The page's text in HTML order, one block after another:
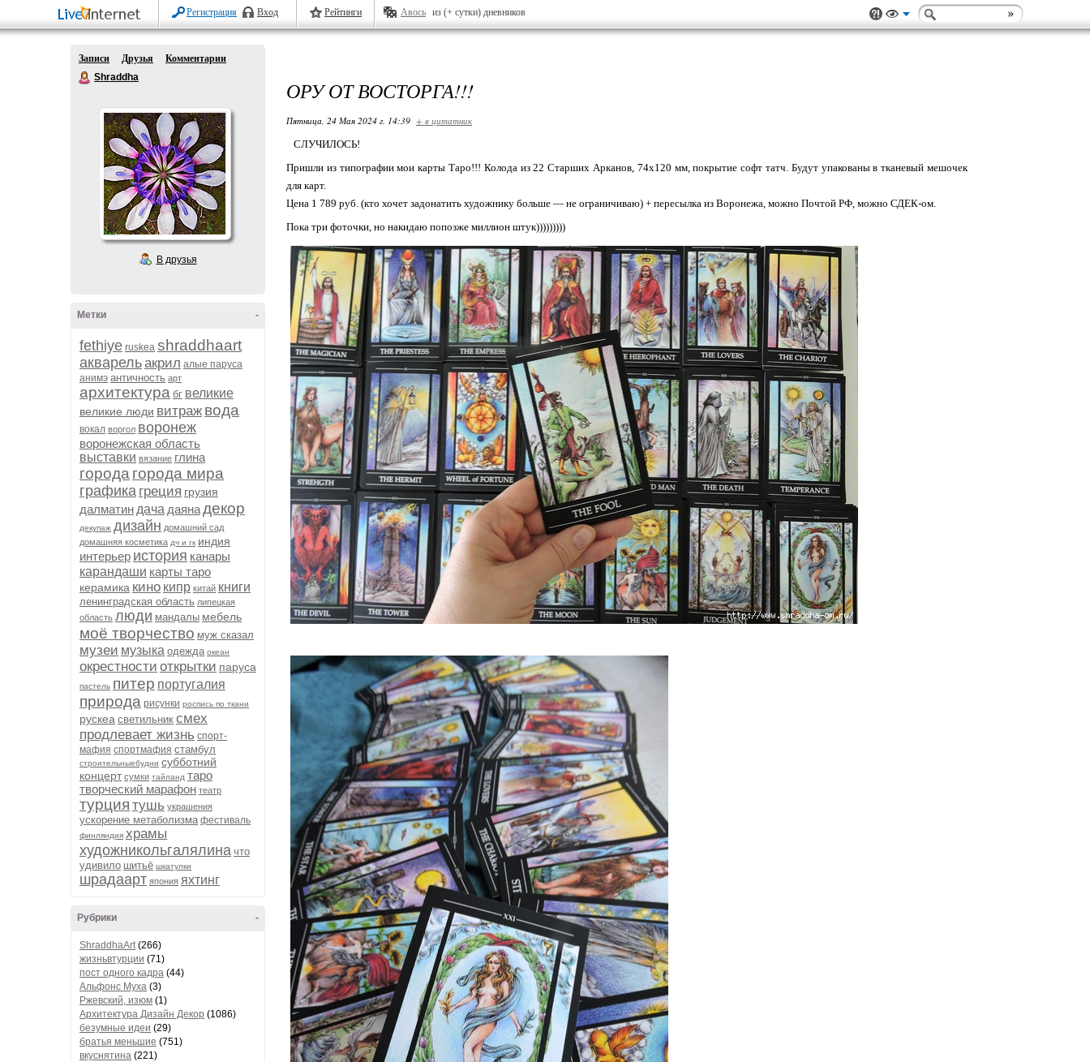
Регистрация Вход Рейтинги Авось из (+ сутки) дневников
Записи Друзья
Комментарии
Shraddha
В друзья
-
Метки
fethiye ruskea shraddhaart
акварельакрил алые паруса
анимэ античность арт
архитектура бг великие
великие люди витраж вода
вокал воргол воронеж
воронежская область
выставки вязание глина
города города мира
графика греция грузия
далматин дача даянадекор
декупаж дизайн домашний сад
домашняя косметика дч и гк индия
интерьер история канары
карандаши карты таро
керамика кино кипр китай книги
ленинградская область липецкая
область люди мандалы мебель
моё творчество муж сказал
музеи музыка одежда океан
окрестности открытки паруса
пастель питер португалия
природа рисунки роспись по ткани
рускеа светильник смех
продлевает жизнь спорт-
мафия спортмафия стамбул
строительныебудни субботний
концерт сумки тайланд таро
творческий марафон театр
турция тушь украшения
ускорение метаболизма фестиваль
финляндия храмы
художникольгалялина что
удивило шитьё шкатулки
шрадаарт япония яхтинг
-
Рубрики
ShraddhaArt(266)
жизньвтурции (71)
пост одного кадра (44)
Альфонс Муха (3)
Ржевский, изюм (1)
Архитектура Дизайн Декор (1086)
безумные идеи (29)
братья меньшие (751)
вкуснятина (221)
ОРУ ОТ ВОСТОРГА!!!
Пятница, 24 Мая 2024 г. 14:39 + в цитатник
СЛУЧИЛОСЬ!
Пришли из типографии мои карты Таро!!! Колода из 22 Старших Арканов, 74х120 мм, покрытие софт татч. Будут упакованы в тканевый мешочек
для карт.
Цена 1 789 руб. (кто хочет задонатить художнику больше — не ограничиваю) + пересылка из Воронежа, можно Почтой РФ, можно СДЕК-ом.
Пока три фоточки, но накидаю попозже миллион штук)))))))))